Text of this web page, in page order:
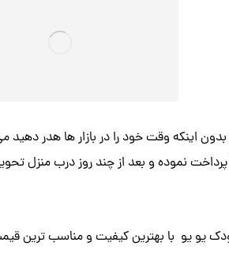
اینکه وقت خود را در بازار ها هدر دهید
پرداخت نموده و بعد از چند روز درب منزل
یو یو با بهترین کیفیت و مناسب ترین